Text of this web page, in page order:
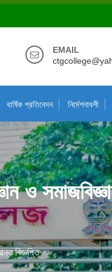
EMAIL
বার্ষিক প্রতিবেদন নির্দেশনাবলী
ও
বিজ্ঞপ্তি